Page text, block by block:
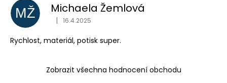
MŽ Michaela Žemlová
Hodnocení obchodu je 5 z 5 hvězdiček.
| 16.4.2025
Rychlost, materiál, potisk super.
Zobrazit všechna hodnocení obchodu